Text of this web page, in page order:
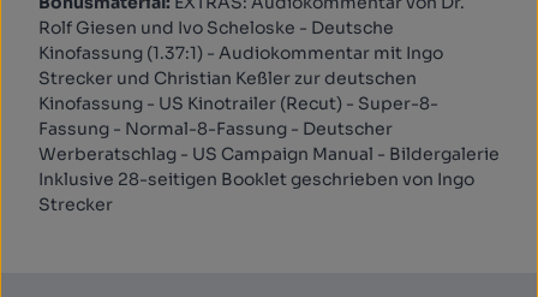
Rolf Giesen und Ivo Scheloske - Deutsche
Kinofassung (1.37:1) - Audiokommentar mit Ingo
Strecker und Christian Keßler zur deutschen
Kinofassung - US Kinotrailer (Recut) - Super-8-
Fassung - Normal-8-Fassung - Deutscher
Werberatschlag - US Campaign Manual - Bildergalerie
Inklusive 28-seitigen Booklet geschrieben von Ingo
Strecker